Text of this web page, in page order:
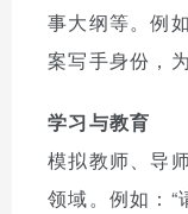
事大纲等。例
案写手身份，
学习与教育
模拟教师、导
领域。例如：